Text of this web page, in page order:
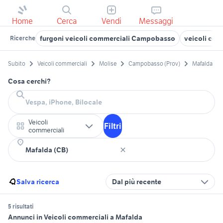
Home Cerca Vendi Messaggi
Ricerche furgoni veicoli commerciali Campobasso veicoli
Subito Veicoli commerciali Molise Campobasso (Prov) Mafalda
Cosa cerchi?
Veicoli
commerciali
Filtri
Salva ricerca Dal più recente
5 risultati
Annunci in Veicoli commerciali a Mafalda